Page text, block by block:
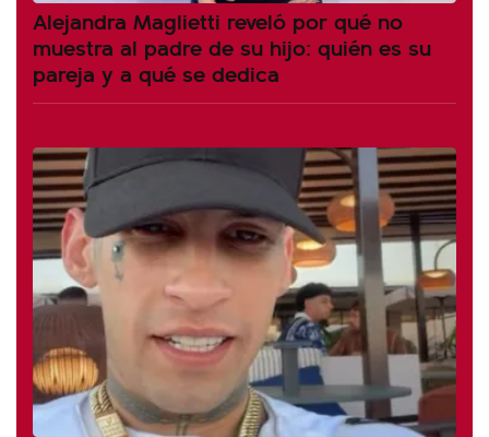
Alejandra Maglietti reveló por qué no
muestra al padre de su hijo: quién es su
pareja y a qué se dedica